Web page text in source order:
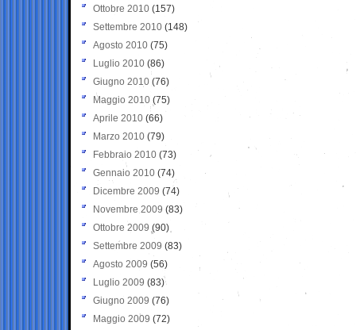
Ottobre 2010 (157)
Settembre 2010 (148)
Agosto 2010 (75)
Luglio 2010 (86)
Giugno 2010 (76)
Maggio 2010 (75)
Aprile 2010 (66)
Marzo 2010 (79)
Febbraio 2010 (73)
Gennaio 2010 (74)
Dicembre 2009 (74)
Novembre 2009 (83)
Ottobre 2009 (90)
Settembre 2009 (83)
Agosto 2009 (56)
Luglio 2009 (83)
Giugno 2009 (76)
Maggio 2009 (72)